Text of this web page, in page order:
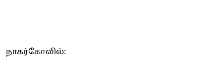
நாகர்கோவில்: